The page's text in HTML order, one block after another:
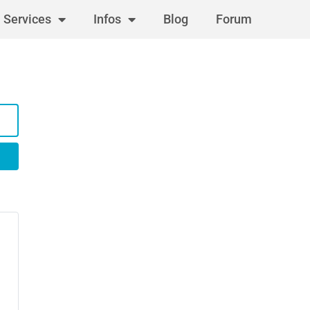
Services Infos Blog Forum